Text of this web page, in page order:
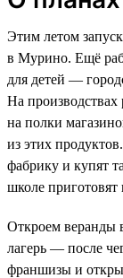
Этим летом
в Мурино. Ещё
для детей —
На производствах
на полки
из этих
фабрику и купят
школе приготовят
Откроем веранды
лагерь — после
франшизы и